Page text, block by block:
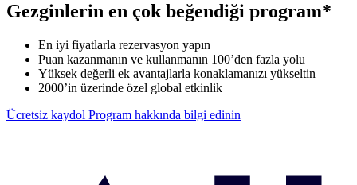
Gezginlerin en çok beğendiği program*
En iyi fiyatlarla rezervasyon yapın
Puan kazanmanın ve kullanmanın 100’den fazla yolu
Yüksek değerli ek avantajlarla konaklamanızı yükseltin
2000’in üzerinde özel global etkinlik
Ücretsiz kaydol Program hakkında bilgi edinin